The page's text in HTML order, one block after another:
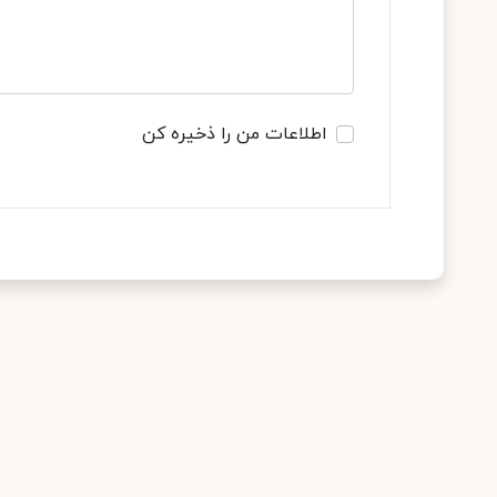
اطلاعات من را ذخیره کن